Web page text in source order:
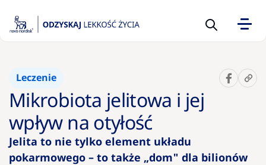
10 pytań
zadać
Leczenie
Mikrobiota jelitowa i jej
wpływ na otyłość
Jelita to nie tylko element układu
pokarmowego – to także „dom" dla bilionów